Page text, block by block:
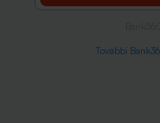
További